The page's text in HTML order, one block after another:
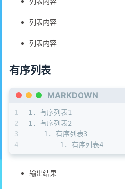
列表内容
列表内容
有序列表
MARKDOWN
1
2
3
4
1.
有序列表1
1.
有序列表2
    1.
有序列表3
        1.
有序列表4
输出结果